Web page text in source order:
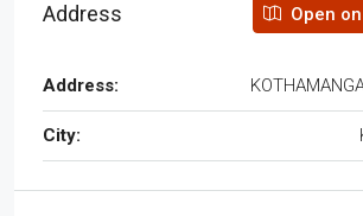
Address Open
Address:
City: